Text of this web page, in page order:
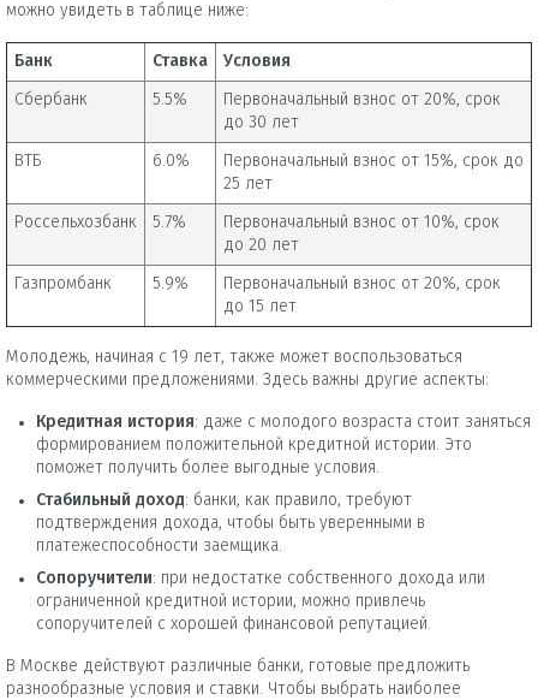
можно увидеть в таблице ниже:
Банк Ставка Условия
Сбербанк 5.5%
Первоначальный взнос от 20%, срок
до 30 лет
ВТБ 6.0%
Первоначальный взнос от 15%, срок до
25 лет
Россельхозбанк 5.7%
Первоначальный взнос от 10%, срок
до 20 лет
Газпромбанк 5.9%
Первоначальный взнос от 20%, срок
до 15 лет
Молодежь, начиная с 19 лет, также может воспользоваться
коммерческими предложениями. Здесь важны другие аспекты:
Кредитная история: даже с молодого возраста стоит заняться
формированием положительной кредитной истории. Это
поможет получить более выгодные условия.
Стабильный доход: банки, как правило, требуют
подтверждения дохода, чтобы быть уверенными в
платежеспособности заемщика.
Сопоручители: при недостатке собственного дохода или
ограниченной кредитной истории, можно привлечь
сопоручителей с хорошей финансовой репутацией.
В Москве действуют различные банки, готовые предложить
разнообразные условия и ставки. Чтобы выбрать наиболее